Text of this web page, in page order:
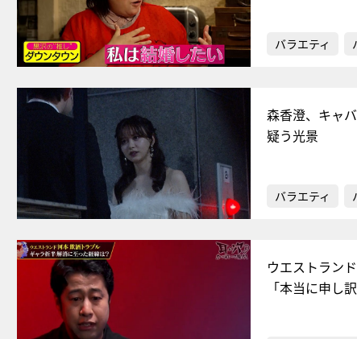
バラエティ
森香澄、キャ
疑う光景
バラエティ
ウエストラン
「本当に申し